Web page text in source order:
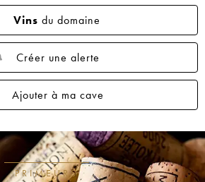
Vins du domaine
Créer une alerte
Ajouter à ma cave
PRIMEURS